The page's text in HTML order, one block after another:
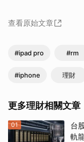
查看原始文章
#ipad pro #rm
#iphone 理財
更多理財相關文章
01
台
軌